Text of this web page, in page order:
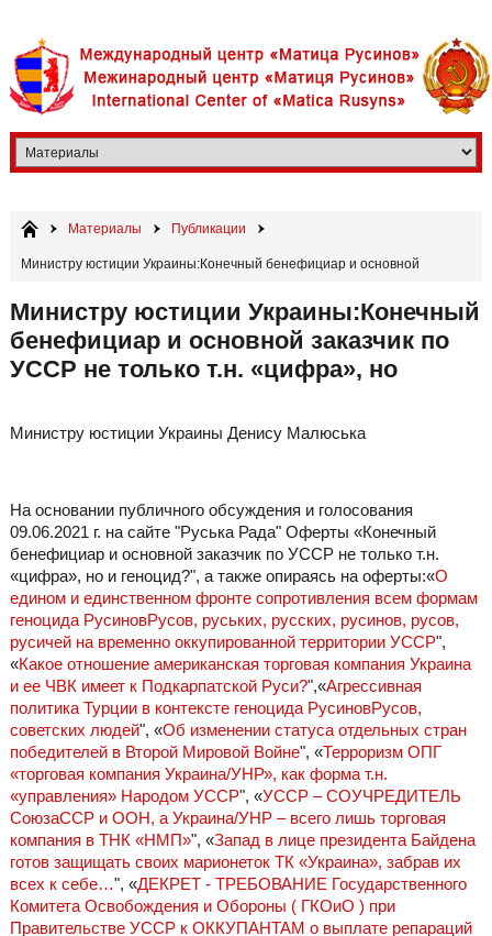
Материалы Публикации
Министру юстиции Украины:Конечный бенефициар и основной
Министру юстиции Украины:Конечный
бенефициар и основной заказчик по
УССР не только т.н. «цифра», но
Министру юстиции Украины Денису Малюська
На основании публичного обсуждения и голосования
09.06.2021 г. на сайте "Руська Рада" Оферты «Конечный
бенефициар и основной заказчик по УССР не только т.н.
«цифра», но и геноцид?", а также опираясь на оферты:«О
едином и единственном фронте сопротивления всем формам
геноцида РусиновРусов, руських, русских, русинов, русов,
русичей на временно оккупированной территории УССР",
«Какое отношение американская торговая компания Украина
и ее ЧВК имеет к Подкарпатской Руси?",«Агрессивная
политика Турции в контексте геноцида РусиновРусов,
советских людей", «Об изменении статуса отдельных стран
победителей в Второй Мировой Войне", «Терроризм ОПГ
«торговая компания Украина/УНР», как форма т.н.
«управления» Народом УССР", «УССР – СОУЧРЕДИТЕЛЬ
СоюзаССР и ООН, а Украина/УНР – всего лишь торговая
компания в ТНК «НМП»", «Запад в лице президента Байдена
готов защищать своих марионеток ТК «Украина», забрав их
всех к себе…", «ДЕКРЕТ - ТРЕБОВАНИЕ Государственного
Комитета Освобождения и Обороны ( ГКОиО ) при
Правительстве УССР к ОККУПАНТАМ о выплате репараций